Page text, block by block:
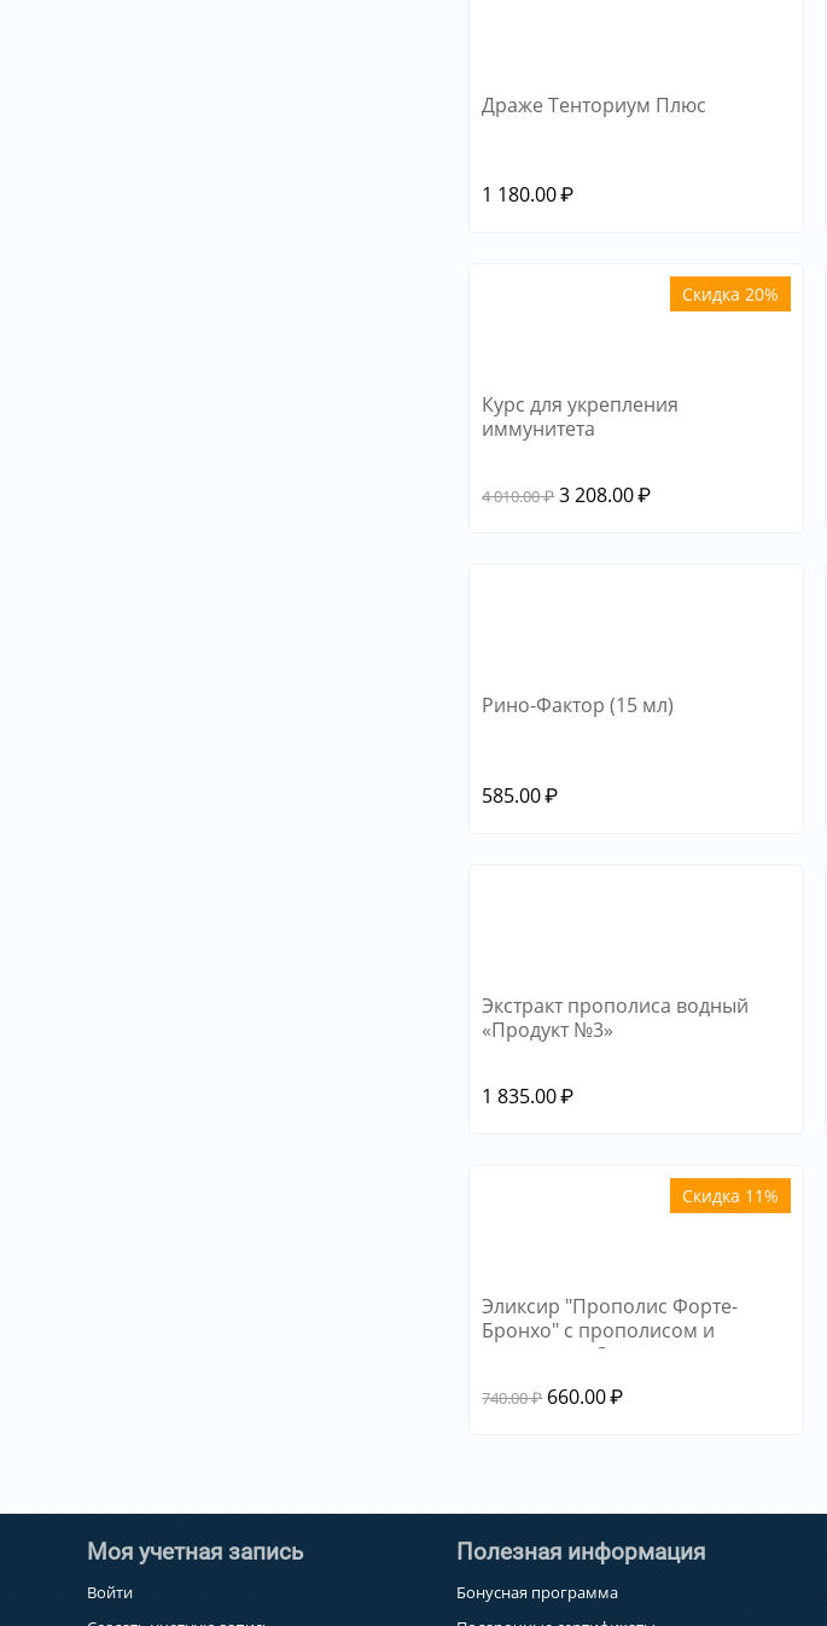
Драже Тенториум Плюс
1 180.00₽
Скидка 20%
Курс для укрепления
иммунитета
4 010.00₽ 3 208.00₽
Рино-Фактор (15 мл)
585.00₽
Экстракт прополиса водный
«Продукт №3»
1 835.00₽
Скидка 11%
Эликсир "Прополис Форте-
Бронхо" с прополисом и
витамином С
740.00₽ 660.00₽
Моя учетная запись
Войти
Полезная информация
Бонусная программа